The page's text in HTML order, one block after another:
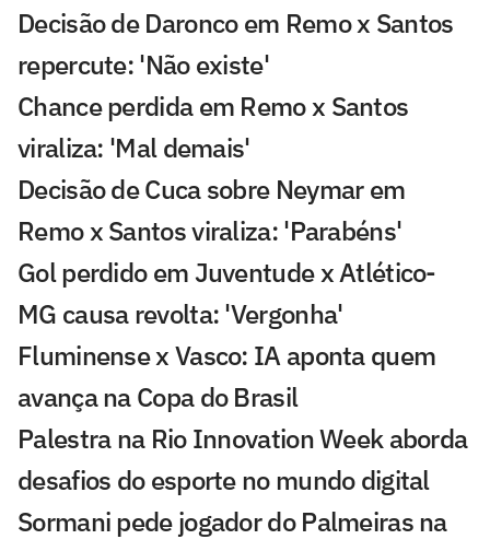
Decisão de Daronco em Remo x Santos
repercute: 'Não existe'
Chance perdida em Remo x Santos
viraliza: 'Mal demais'
Decisão de Cuca sobre Neymar em
Remo x Santos viraliza: 'Parabéns'
Gol perdido em Juventude x Atlético-
MG causa revolta: 'Vergonha'
Fluminense x Vasco: IA aponta quem
avança na Copa do Brasil
Palestra na Rio Innovation Week aborda
desafios do esporte no mundo digital
Sormani pede jogador do Palmeiras na